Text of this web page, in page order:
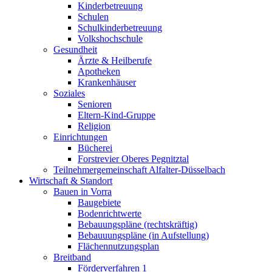
Kinderbetreuung
Schulen
Schulkinderbetreuung
Volkshochschule
Gesundheit
Ärzte & Heilberufe
Apotheken
Krankenhäuser
Soziales
Senioren
Eltern-Kind-Gruppe
Religion
Einrichtungen
Bücherei
Forstrevier Oberes Pegnitztal
Teilnehmergemeinschaft Alfalter-Düsselbach
Wirtschaft & Standort
Bauen in Vorra
Baugebiete
Bodenrichtwerte
Bebauungspläne (rechtskräftig)
Bebauuungspläne (in Aufstellung)
Flächennutzungsplan
Breitband
Förderverfahren 1